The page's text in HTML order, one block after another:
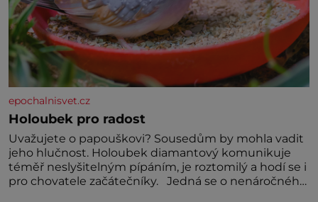
epochalnisvet.cz
Holoubek pro radost
Uvažujete o papouškovi? Sousedům by mohla vadit
jeho hlučnost. Holoubek diamantový komunikuje
téměř neslyšitelným pípáním, je roztomilý a hodí se i
pro chovatele začátečníky. Jedná se o nenáročného